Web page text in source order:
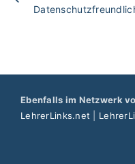
Ebenfalls im Netzwerk
LehrerLinks.net